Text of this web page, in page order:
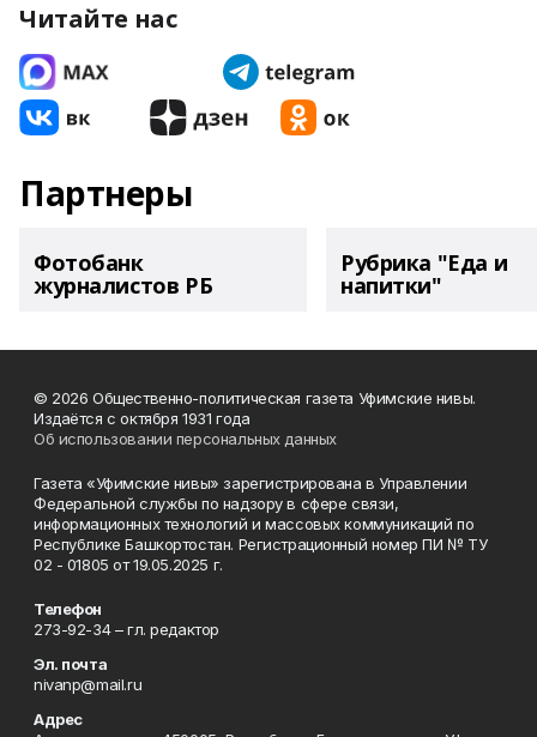
Читайте нас
Партнеры
Фотобанк
журналистов РБ
Рубрика "Еда и
напитки"
© 2026 Общественно-политическая газета Уфимские нивы.
Издаётся с октября 1931 года
Об использовании персональных данных
Газета «Уфимские нивы» зарегистрирована в Управлении
Федеральной службы по надзору в сфере связи,
информационных технологий и массовых коммуникаций по
Республике Башкортостан. Регистрационный номер ПИ № ТУ
02 - 01805 от 19.05.2025 г.
Телефон
273-92-34 – гл. редактор
Эл. почта
nivanp@mail.ru
Адрес